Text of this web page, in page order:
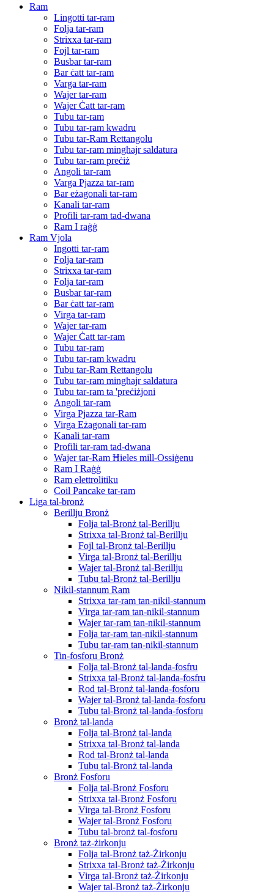
Ram
Lingotti tar-ram
Folja tar-ram
Strixxa tar-ram
Fojl tar-ram
Busbar tar-ram
Bar ċatt tar-ram
Varga tar-ram
Wajer tar-ram
Wajer Ċatt tar-ram
Tubu tar-ram
Tubu tar-ram kwadru
Tubu tar-Ram Rettangolu
Tubu tar-ram mingħajr saldatura
Tubu tar-ram preċiż
Angoli tar-ram
Varga Pjazza tar-ram
Bar eżagonali tar-ram
Kanali tar-ram
Profili tar-ram tad-dwana
Ram I raġġ
Ram Vjola
Ingotti tar-ram
Folja tar-ram
Strixxa tar-ram
Folja tar-ram
Busbar tar-ram
Bar ċatt tar-ram
Virga tar-ram
Wajer tar-ram
Wajer Ċatt tar-ram
Tubu tar-ram
Tubu tar-ram kwadru
Tubu tar-Ram Rettangolu
Tubu tar-ram mingħajr saldatura
Tubu tar-ram ta 'preċiżjoni
Angoli tar-ram
Virga Pjazza tar-Ram
Virga Eżagonali tar-ram
Kanali tar-ram
Profili tar-ram tad-dwana
Wajer tar-Ram Ħieles mill-Ossiġenu
Ram I Raġġ
Ram elettrolitiku
Coil Pancake tar-ram
Liga tal-bronż
Berillju Bronż
Folja tal-Bronż tal-Berillju
Strixxa tal-Bronż tal-Berillju
Fojl tal-Bronż tal-Berillju
Virga tal-Bronż tal-Berillju
Wajer tal-Bronż tal-Berillju
Tubu tal-Bronż tal-Berillju
Nikil-stannum Ram
Strixxa tar-ram tan-nikil-stannum
Virga tar-ram tan-nikil-stannum
Wajer tar-ram tan-nikil-stannum
Folja tar-ram tan-nikil-stannum
Tubu tar-ram tan-nikil-stannum
Tin-fosforu Bronż
Folja tal-Bronż tal-landa-fosfru
Strixxa tal-Bronż tal-landa-fosfru
Rod tal-Bronż tal-landa-fosforu
Wajer tal-Bronż tal-landa-fosforu
Tubu tal-Bronż tal-landa-fosforu
Bronż tal-landa
Folja tal-Bronż tal-landa
Strixxa tal-Bronż tal-landa
Rod tal-Bronż tal-landa
Tubu tal-Bronż tal-landa
Bronż Fosforu
Folja tal-Bronż Fosforu
Strixxa tal-Bronż Fosforu
Virga tal-Bronż Fosforu
Wajer tal-Bronż Fosforu
Tubu tal-bronż tal-fosforu
Bronż taż-żirkonju
Folja tal-Bronż taż-Żirkonju
Strixxa tal-Bronż taż-Żirkonju
Virga tal-Bronż taż-Żirkonju
Wajer tal-Bronż taż-Żirkonju